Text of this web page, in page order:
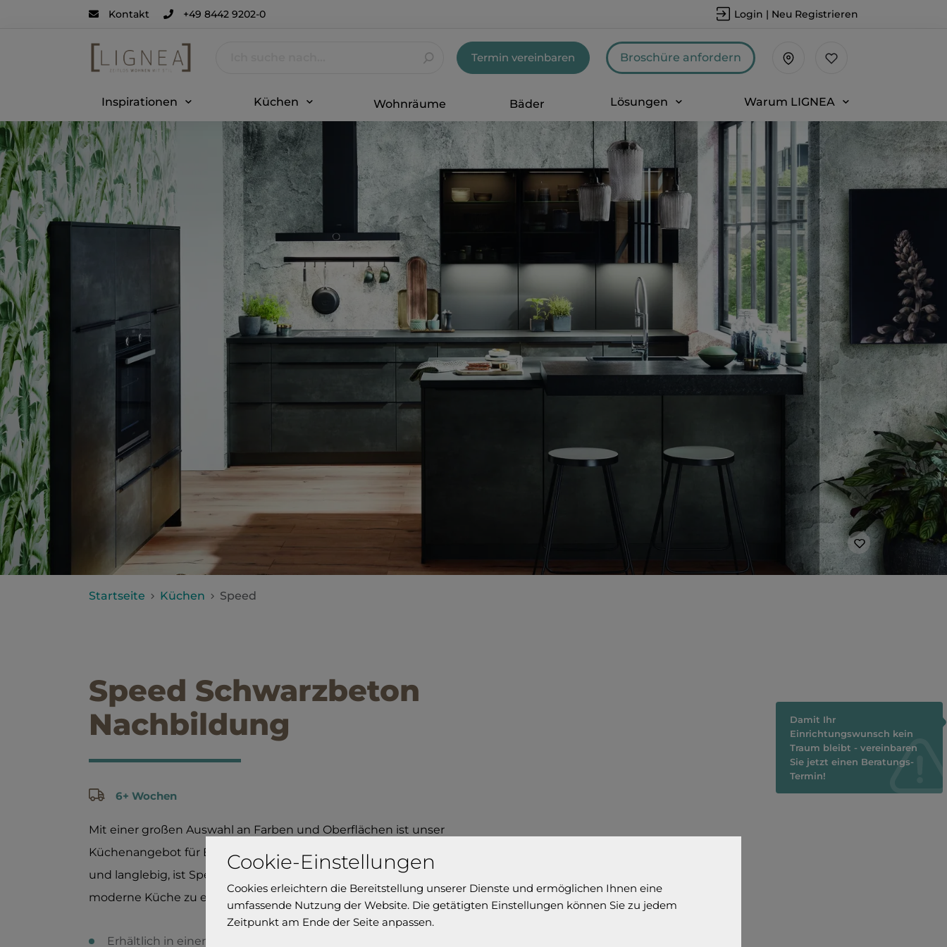
Cookie-Einstellungen
Cookies erleichtern die Bereitstellung unserer Dienste und ermöglichen Ihnen eine
umfassende Nutzung der Website. Die getätigten Einstellungen können Sie zu jedem
Zeitpunkt am Ende der Seite anpassen.
Kontakt +49 8442 9202-0 Login | Neu Registrieren
Termin vereinbaren Broschüre anfordern
Inspirationen Küchen Wohnräume Bäder Lösungen Warum LIGNEA
Startseite Küchen Speed
Speed Schwarzbeton
Nachbildung
6+ Wochen
Mit einer großen Auswahl an Farben und Oberflächen ist unser
Küchenangebot für Einsteiger keineswegs begrenzt. Vielseitig
und langlebig, ist Speed die perfekte Wahl, wenn Sie eine
moderne Küche zu einem günstigen Preis suchen.
Erhältlich in einer Vielzahl von stilvollen Farben
Damit Ihr
Einrichtungswunsch kein
Traum bleibt - vereinbaren
Sie jetzt einen Beratungs-
Termin!